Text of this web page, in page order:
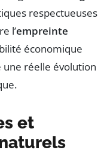
respectueuses
l’empreinte
économique
une réelle évolution
et